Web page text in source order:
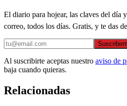
El diario para hojear, las claves del día
correo, todos los días. Gratis, y te das
Al suscribirte aceptas nuestro aviso de
baja cuando quieras.
Relacionadas